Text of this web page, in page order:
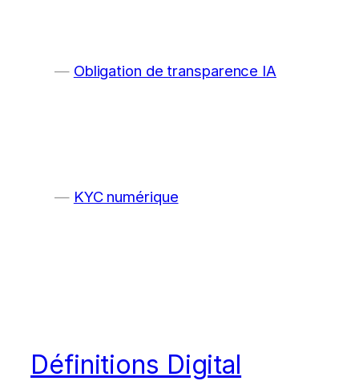
Obligation de transparence IA
KYC numérique
Définitions Digital